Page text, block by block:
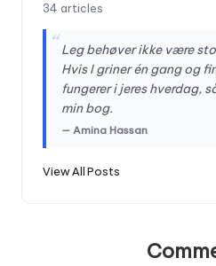
34 articles
“ Leg behøver ikke være
Hvis I griner én gang og
fungerer i jeres hverdag,
min bog.
— Amina Hassan
View All Posts